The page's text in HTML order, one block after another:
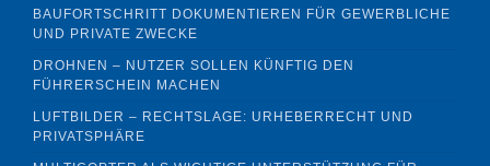
BAUFORTSCHRITT DOKUMENTIEREN FÜR GEWERBLICHE
UND PRIVATE ZWECKE
DROHNEN – NUTZER SOLLEN KÜNFTIG DEN
FÜHRERSCHEIN MACHEN
LUFTBILDER – RECHTSLAGE: URHEBERRECHT UND
PRIVATSPHÄRE